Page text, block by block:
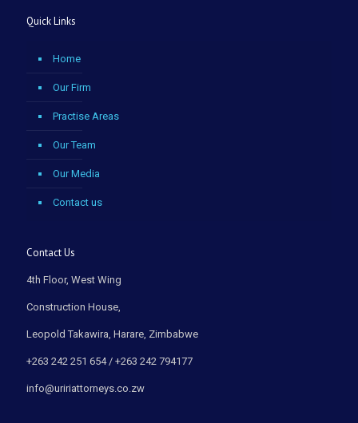
Quick Links
Home
Our Firm
Practise Areas
Our Team
Our Media
Contact us
Contact Us
4th Floor, West Wing
Construction House,
Leopold Takawira, Harare, Zimbabwe
+263 242 251 654 / +263 242 794177
info@uririattorneys.co.zw